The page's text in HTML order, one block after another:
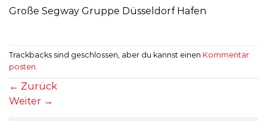
Große Segway Gruppe Düsseldorf Hafen
Trackbacks sind geschlossen, aber du kannst einen Kommentar
posten.
← Zurück
Weiter →